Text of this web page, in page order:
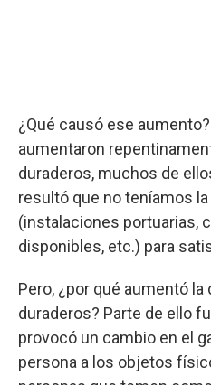
¿Qué causó ese
aumentaron
duraderos, muchos de
resultó que no teníamos
(instalaciones portuarias,
disponibles, etc.) para
Pero, ¿por qué aumentó
duraderos? Parte de ello
provocó un cambio en el
persona a los objetos